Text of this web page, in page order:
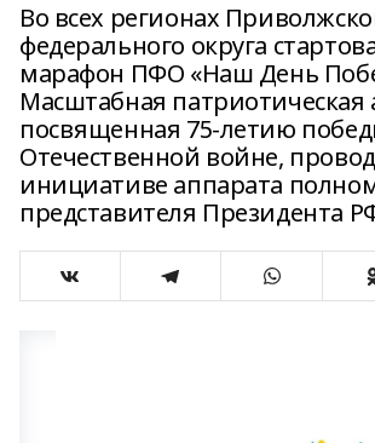
Во всех регионах
федерального округа
марафон ПФО «Наш День
Масштабная патриотическая
посвященная 75-летию
Отечественной войне,
инициативе аппарата
представителя Президента